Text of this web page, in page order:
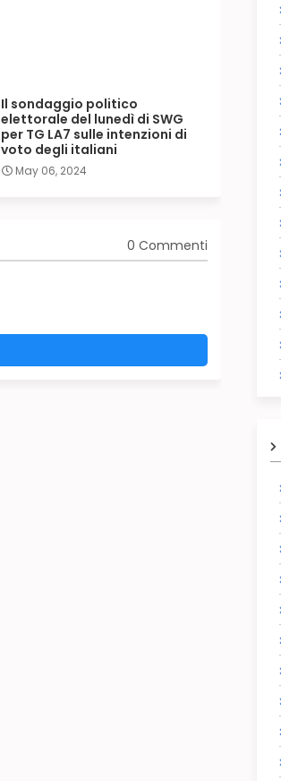
Il sondaggio politico
elettorale del lunedì di SWG
per TG LA7 sulle intenzioni di
voto degli italiani
May 06, 2024
0 Commenti